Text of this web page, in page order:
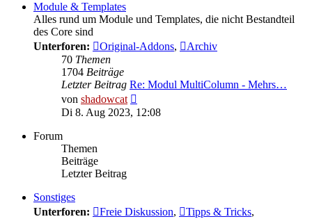
Module & Templates
Alles rund um Module und Templates, die nicht Bestandteil
des Core sind
Unterforen:
Original-Addons,
Archiv
70 Themen
1704 Beiträge
Letzter Beitrag Re: Modul MultiColumn - Mehrs…
von shadowcat
Beitrag
Di 8. Aug 2023, 12:08
Forum
Themen
Beiträge
Letzter Beitrag
Sonstiges
Unterforen:
Freie Diskussion, Tipps & Tricks,